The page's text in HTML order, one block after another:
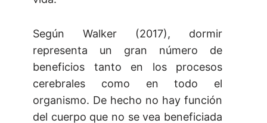
Según Walker (2017), dormir
representa un gran número de
beneficios tanto en los procesos
cerebrales como en todo el
organismo. De hecho no hay función
del cuerpo que no se vea beneficiada